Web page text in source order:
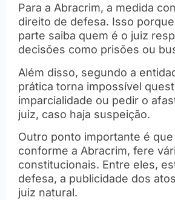
Para a Abracrim, a medida
direito de defesa. Isso
parte saiba quem é o juiz
decisões como prisões ou
Além disso, segundo a
prática torna impossível
imparcialidade ou pedir o
juiz, caso haja suspeição.
Outro ponto importante é que
conforme a Abracrim, fere
constitucionais. Entre eles,
defesa, a publicidade dos
juiz natural.